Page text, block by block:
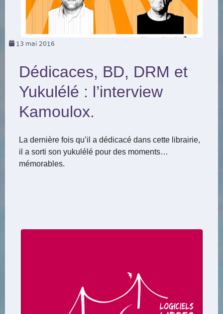
13 mai 2016
Dédicaces, BD, DRM et
Yukulélé : l’interview
Kamoulox.
La dernière fois qu’il a dédicacé dans cette librairie,
il a sorti son yukulélé pour des moments…
mémorables.